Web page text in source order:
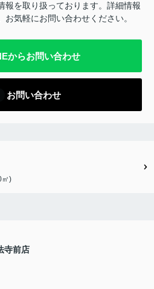
報を取り扱っております。詳細情報
気軽にお問い合わせください。
からお問い合わせ
お問い合わせ
㎡)
寺前店